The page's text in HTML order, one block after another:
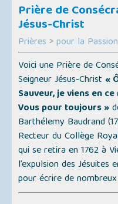
Prière de
Jésus-Christ
Prières >pour la Passion
Voici une Prière de
Seigneur Jésus-Christ «
Sauveur, je viens en
Vous pour toujours »
Barthélemy Baudrand
Recteur du Collège
qui se retira en 1762 à
l’expulsion des Jésuites
pour écrire de